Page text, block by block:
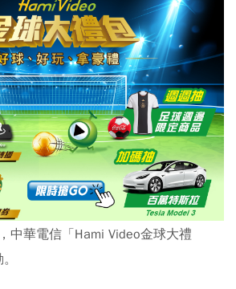
中華電信「Hami Video金球大禮